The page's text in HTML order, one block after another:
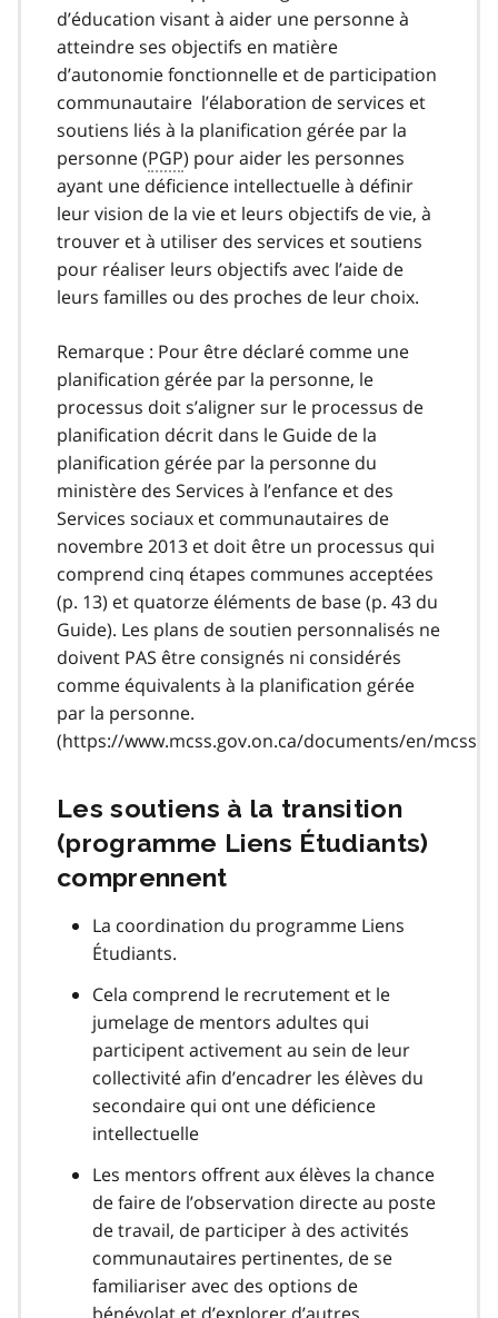
d’éducation visant à aider une personne à
atteindre ses objectifs en matière
d’autonomie fonctionnelle et de participation
communautaire l’élaboration de services et
soutiens liés à la planification gérée par la
personne (PGP) pour aider les personnes
ayant une déficience intellectuelle à définir
leur vision de la vie et leurs objectifs de vie, à
trouver et à utiliser des services et soutiens
pour réaliser leurs objectifs avec l’aide de
leurs familles ou des proches de leur choix.
Remarque : Pour être déclaré comme une
planification gérée par la personne, le
processus doit s’aligner sur le processus de
planification décrit dans le Guide de la
planification gérée par la personne du
ministère des Services à l’enfance et des
Services sociaux et communautaires de
novembre 2013 et doit être un processus qui
comprend cinq étapes communes acceptées
(p. 13) et quatorze éléments de base (p. 43 du
Guide). Les plans de soutien personnalisés ne
doivent PAS être consignés ni considérés
comme équivalents à la planification gérée
par la personne.
(https://www.mcss.gov.on.ca/documents/en/mcss/
Les soutiens à la transition
(programme Liens Étudiants)
comprennent
La coordination du programme Liens
Étudiants.
Cela comprend le recrutement et le
jumelage de mentors adultes qui
participent activement au sein de leur
collectivité afin d’encadrer les élèves du
secondaire qui ont une déficience
intellectuelle
Les mentors offrent aux élèves la chance
de faire de l’observation directe au poste
de travail, de participer à des activités
communautaires pertinentes, de se
familiariser avec des options de